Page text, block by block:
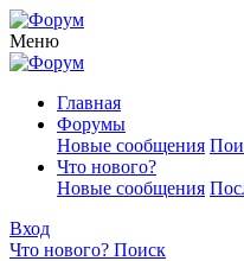
Меню
Главная
Форумы
Новые сообщения
Что нового?
Новые сообщения
Вход
Что нового? Поиск